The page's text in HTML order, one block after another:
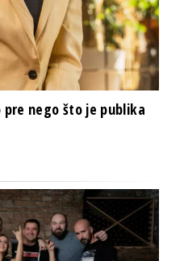
pre nego što je publika